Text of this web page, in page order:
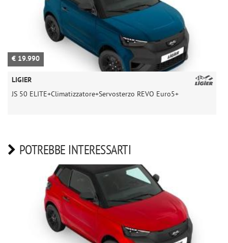
€ 19.990
LIGIER
JS 50 ELITE+Climatizzatore+Servosterzo REVO Euro5+
POTREBBE INTERESSARTI